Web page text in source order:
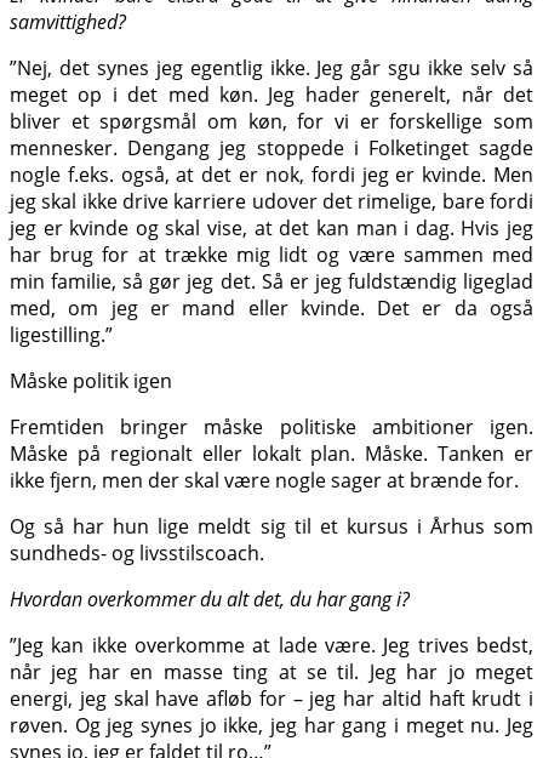
samvittighed?
”Nej, det synes jeg egentlig ikke. Jeg går sgu ikke selv så
meget op i det med køn. Jeg hader generelt, når det
bliver et spørgsmål om køn, for vi er forskellige som
mennesker. Dengang jeg stoppede i Folketinget sagde
nogle f.eks. også, at det er nok, fordi jeg er kvinde. Men
jeg skal ikke drive karriere udover det rimelige, bare fordi
jeg er kvinde og skal vise, at det kan man i dag. Hvis jeg
har brug for at trække mig lidt og være sammen med
min familie, så gør jeg det. Så er jeg fuldstændig ligeglad
med, om jeg er mand eller kvinde. Det er da også
ligestilling.”
Måske politik igen
Fremtiden bringer måske politiske ambitioner igen.
Måske på regionalt eller lokalt plan. Måske. Tanken er
ikke fjern, men der skal være nogle sager at brænde for.
Og så har hun lige meldt sig til et kursus i Århus som
sundheds- og livsstils­coach.
Hvordan overkommer du alt det, du har gang i?
”Jeg kan ikke overkomme at lade være. Jeg trives bedst,
når jeg har en masse ting at se til. Jeg har jo meget
energi, jeg skal have afløb for – jeg har altid haft krudt i
røven. Og jeg synes jo ikke, jeg har gang i meget nu. Jeg
synes jo, jeg er faldet til ro…”